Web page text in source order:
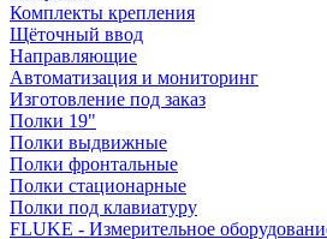
Комплекты крепления
Щёточный ввод
Направляющие
Автоматизация и мониторинг
Изготовление под заказ
Полки 19"
Полки выдвижные
Полки фронтальные
Полки стационарные
Полки под клавиатуру
FLUKE - Измерительное